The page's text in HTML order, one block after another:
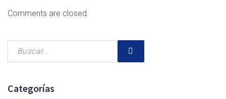
Comments are closed.
Categorías